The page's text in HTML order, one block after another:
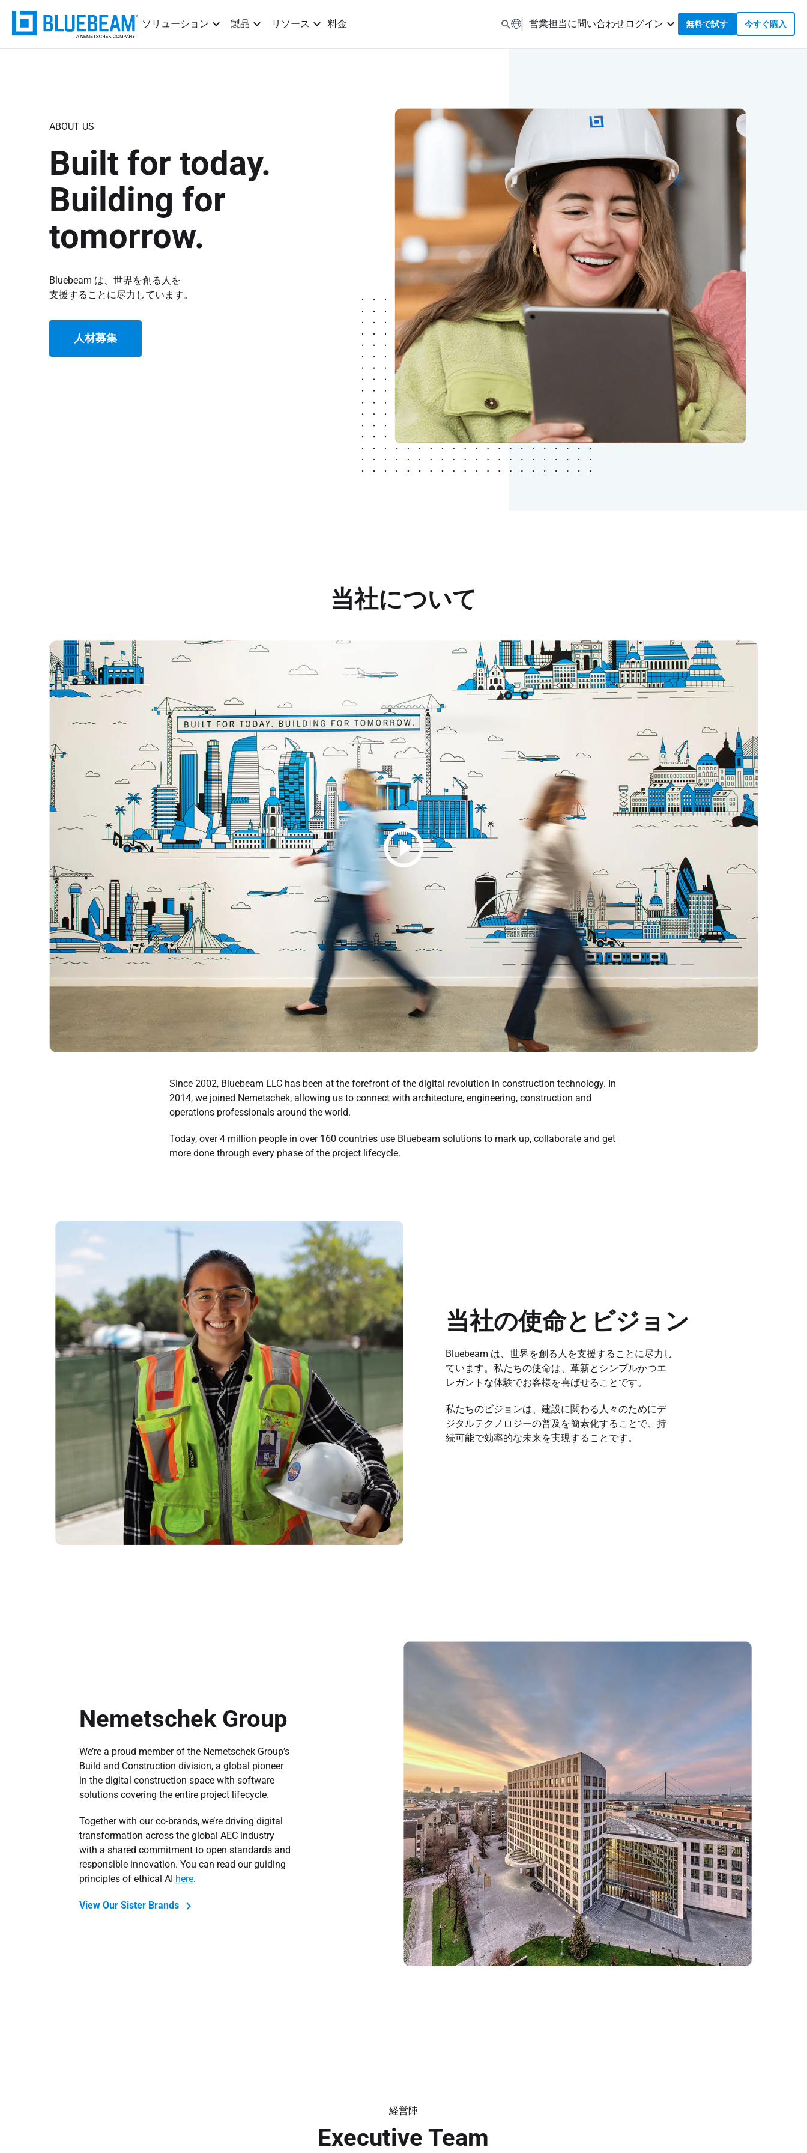
ソリューション 製品 リソース 料金 営業担当に問い合わせログイン 無料で試す 今すぐ購入
ABOUT US
Built for today.
Building for
tomorrow.
Bluebeam は、世界を創る人を
支援することに尽力しています。
人材募集
当社について
Since 2002, Bluebeam LLC has been at the forefront of the digital revolution in construction technology. In
2014, we joined Nemetschek, allowing us to connect with architecture, engineering, construction and
operations professionals around the world.
Today, over 4 million people in over 160 countries use Bluebeam solutions to mark up, collaborate and get
more done through every phase of the project lifecycle.
当社の使命とビジョン
Bluebeam は、世界を創る人を支援することに尽力し
ています。私たちの使命は、革新とシンプルかつエ
レガントな体験でお客様を喜ばせることです。
私たちのビジョンは、建設に関わる人々のためにデ
ジタルテクノロジーの普及を簡素化することで、持
続可能で効率的な未来を実現することです。
Nemetschek Group
We’re a proud member of the Nemetschek Group’s
Build and Construction division, a global pioneer
in the digital construction space with software
solutions covering the entire project lifecycle.
Together with our co-brands, we’re driving digital
transformation across the global AEC industry
with a shared commitment to open standards and
responsible innovation. You can read our guiding
principles of ethical AI here.
View Our Sister Brands
経営陣
Executive Team